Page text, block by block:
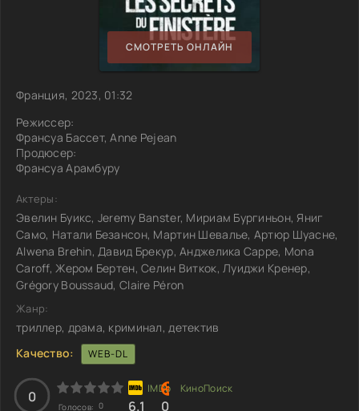
СМОТРЕТЬ ОНЛАЙН
Франция, 2023, 01:32
Режиссер:
Франсуа Бассет, Anne Pejean
Продюсер:
Франсуа Арамбуру
Актеры:
Эвелин Буикс, Jeremy Banster, Мириам Бургиньон, Яниг
Само, Натали Безансон, Мартин Шевалье, Артюр Шуасне,
Alwena Brehin, Давид Брекур, Анджелика Сарре, Mona
Caroff, Жером Бертен, Селин Виткок, Луиджи Кренер,
Grégory Boussaud, Claire Péron
Жанр:
триллер, драма, криминал, детектив
Качество:
WEB-DL
0
Голосов: 0 6.1 0